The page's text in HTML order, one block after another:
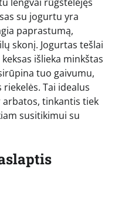
su jogurtu yra
paprastumą,
skonį. Jogurtas tešlai
išlieka minkštas
tuo gaivumu,
Tai idealus
tinkantis tiek
susitikimui su